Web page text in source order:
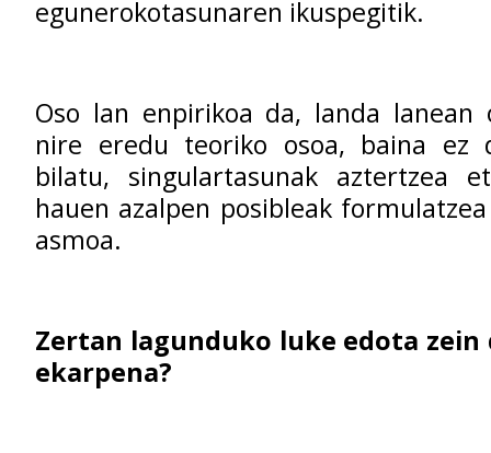
egunerokotasunaren ikuspegitik.
Oso lan enpirikoa da, landa lanean
nire eredu teoriko osoa, baina ez
bilatu, singulartasunak aztertzea
hauen azalpen posibleak
asmoa.
Zertan lagunduko luke edota zein
ekarpena?